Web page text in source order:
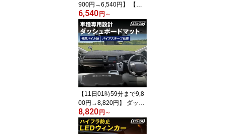
900円→6,540円】 【新
モデル】h11 h16 h8 hb4
最大11000lm led フォグ
ランプ フォグ ホワイト
イエロー ライムイエロー
2色切り替え デリカd5 セ
レナc27 rav4 車検対応 1
年保証 エフシーエル fcl
6,540 円 ～
【11日01時59分まで9,8
00円→8,820円】 ダッシ
ュボードマット ダッシュ
ボード 滑り止め カバー r
av4 ノア デリカ d5 ハリ
8,820 円 ～